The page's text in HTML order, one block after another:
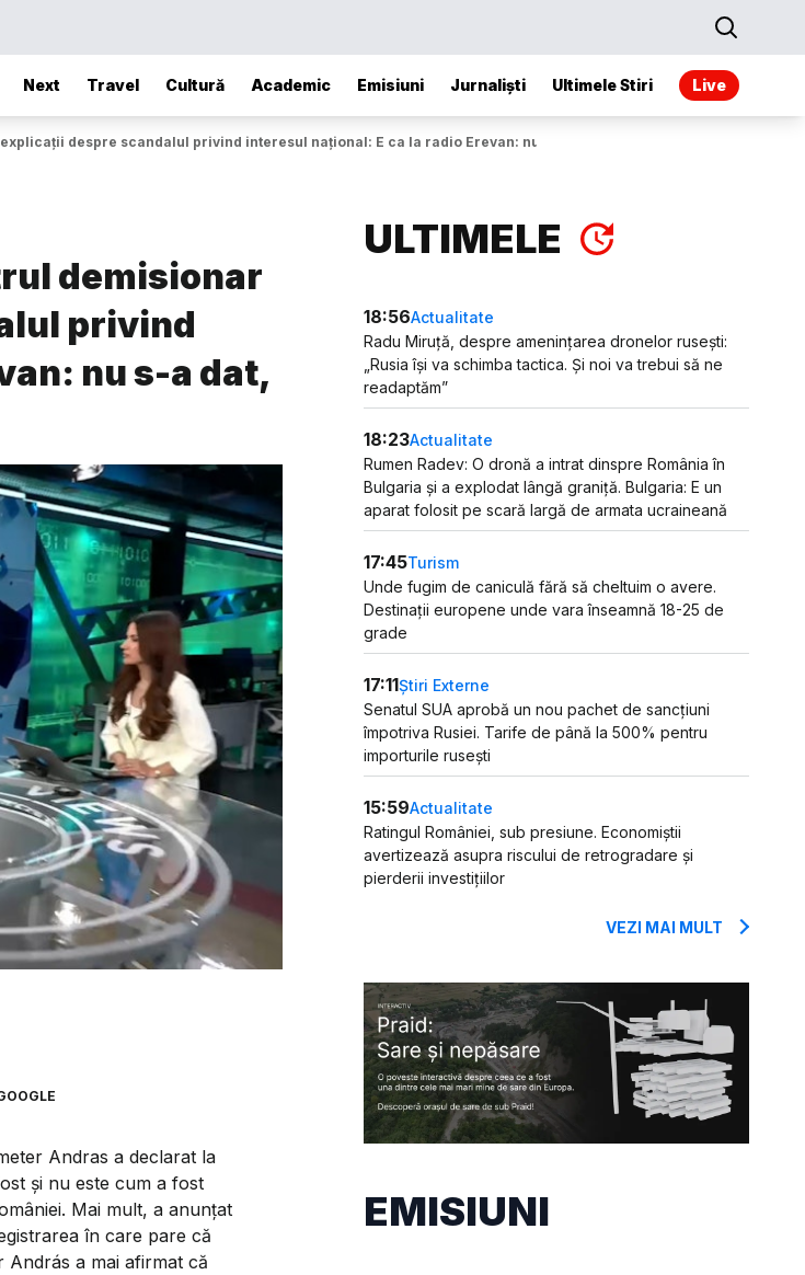
Next Travel Cultură Academic Emisiuni Jurnaliști Ultimele Stiri Live
despre scandalul privind interesul național: E ca la radio Erevan: nu s-a dat, ci s-a luat
demisionar
privind
nu s-a dat,
Andras a declarat la
și nu este cum a fost
Mai mult, a anunțat
în care pare că
András a mai afirmat că
ULTIMELE
18:56Actualitate
Radu Miruță, despre amenințarea dronelor rusești:
„Rusia își va schimba tactica. Și noi va trebui să ne
readaptăm”
18:23Actualitate
Rumen Radev: O dronă a intrat dinspre România în
Bulgaria și a explodat lângă graniță. Bulgaria: E un
aparat folosit pe scară largă de armata ucraineană
17:45Turism
Unde fugim de caniculă fără să cheltuim o avere.
Destinații europene unde vara înseamnă 18-25 de
grade
17:11Știri Externe
Senatul SUA aprobă un nou pachet de sancțiuni
împotriva Rusiei. Tarife de până la 500% pentru
importurile rusești
15:59Actualitate
Ratingul României, sub presiune. Economiștii
avertizează asupra riscului de retrogradare și
pierderii investițiilor
VEZI MAI MULT
EMISIUNI